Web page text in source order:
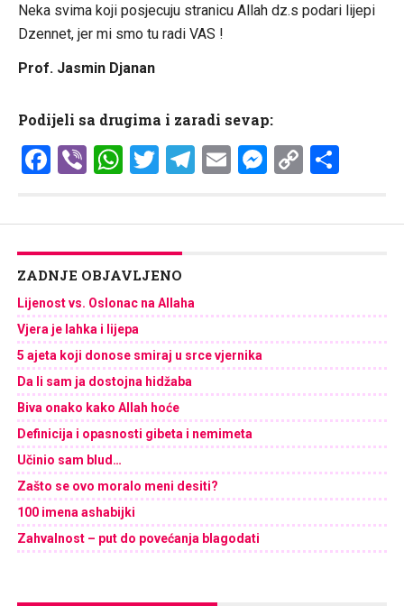
Neka svima koji posjecuju stranicu Allah dz.s podari lijepi
Dzennet, jer mi smo tu radi VAS !
Prof. Jasmin Djanan
Podijeli sa drugima i zaradi sevap:
Facebook
ViberWhatsApp
Twitter
Telegram
EmailCopy
ZADNJE OBJAVLJENO
Lijenost vs. Oslonac na Allaha
Vjera je lahka i lijepa
5 ajeta koji donose smiraj u srce vjernika
Da li sam ja dostojna hidžaba
Biva onako kako Allah hoće
Definicija i opasnosti gibeta i nemimeta
Učinio sam blud…
Zašto se ovo moralo meni desiti?
100 imena ashabijki
Zahvalnost – put do povećanja blagodati